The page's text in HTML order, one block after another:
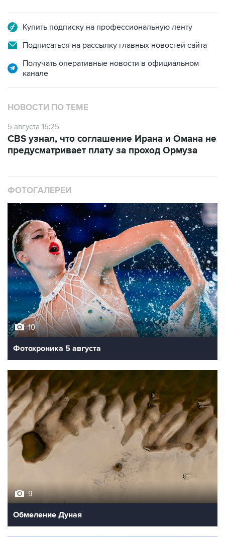
Купить подписку на профессиональную ленту
Подписаться на рассылку главных новостей сайта
Получать оперативные новости в официальном
канале
НОВОСТИ ПО ТЕМЕ
5 августа 15:25
CBS узнал, что соглашение Ирана и Омана не
предусматривает плату за проход Ормуза
ФОТОГАЛЕРЕИ
10
Фотохроника 5 августа
9
Обмеление Дуная